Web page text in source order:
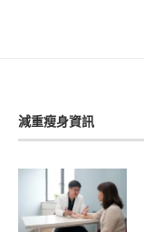
減重瘦身資訊